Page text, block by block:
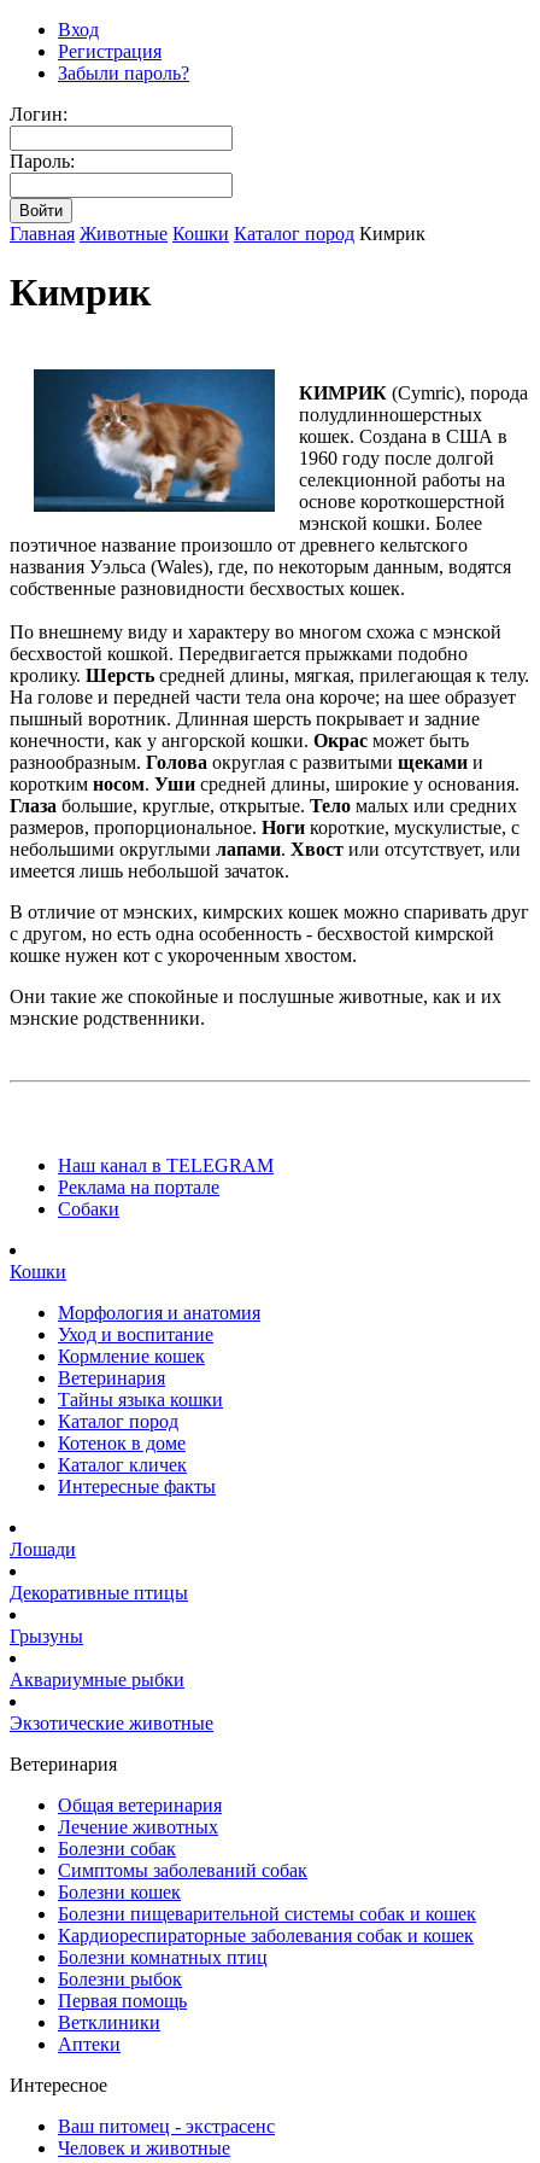
Вход
Регистрация
Забыли пароль?
Логин:
Пароль:
Главная Животные Кошки Каталог пород Кимрик
Кимрик
КИМРИК (Cymric), порода
полудлинношерстных
кошек. Создана в США в
1960 году после долгой
селекционной работы на
основе короткошерстной
мэнской кошки. Более
поэтичное название произошло от древнего кельтского
названия Уэльса (Wales), где, по некоторым данным, водятся
собственные разновидности бесхвостых кошек.
По внешнему виду и характеру во многом схожа с мэнской
бесхвостой кошкой. Передвигается прыжками подобно
кролику. Шерсть средней длины, мягкая, прилегающая к телу.
На голове и передней части тела она короче; на шее образует
пышный воротник. Длинная шерсть покрывает и задние
конечности, как у ангорской кошки. Окрас может быть
разнообразным. Голова округлая с развитыми щеками и
коротким носом. Уши средней длины, широкие у основания.
Глаза большие, круглые, открытые. Тело малых или средних
размеров, пропорциональное. Ноги короткие, мускулистые, с
небольшими округлыми лапами. Хвост или отсутствует, или
имеется лишь небольшой зачаток.
В отличие от мэнских, кимрских кошек можно спаривать друг
с другом, но есть одна особенность - бесхвостой кимрской
кошке нужен кот с укороченным хвостом.
Они такие же спокойные и послушные животные, как и их
мэнские родственники.
Наш канал в TELEGRAM
Реклама на портале
Собаки
Кошки
Морфология и анатомия
Уход и воспитание
Кормление кошек
Ветеринария
Тайны языка кошки
Каталог пород
Котенок в доме
Каталог кличек
Интересные факты
Лошади
Декоративные птицы
Грызуны
Аквариумные рыбки
Экзотические животные
Ветеринария
Общая ветеринария
Лечение животных
Болезни собак
Симптомы заболеваний собак
Болезни кошек
Болезни пищеварительной системы собак и кошек
Кардиореспираторные заболевания собак и кошек
Болезни комнатных птиц
Болезни рыбок
Первая помощь
Ветклиники
Аптеки
Интересное
Ваш питомец - экстрасенс
Человек и животные